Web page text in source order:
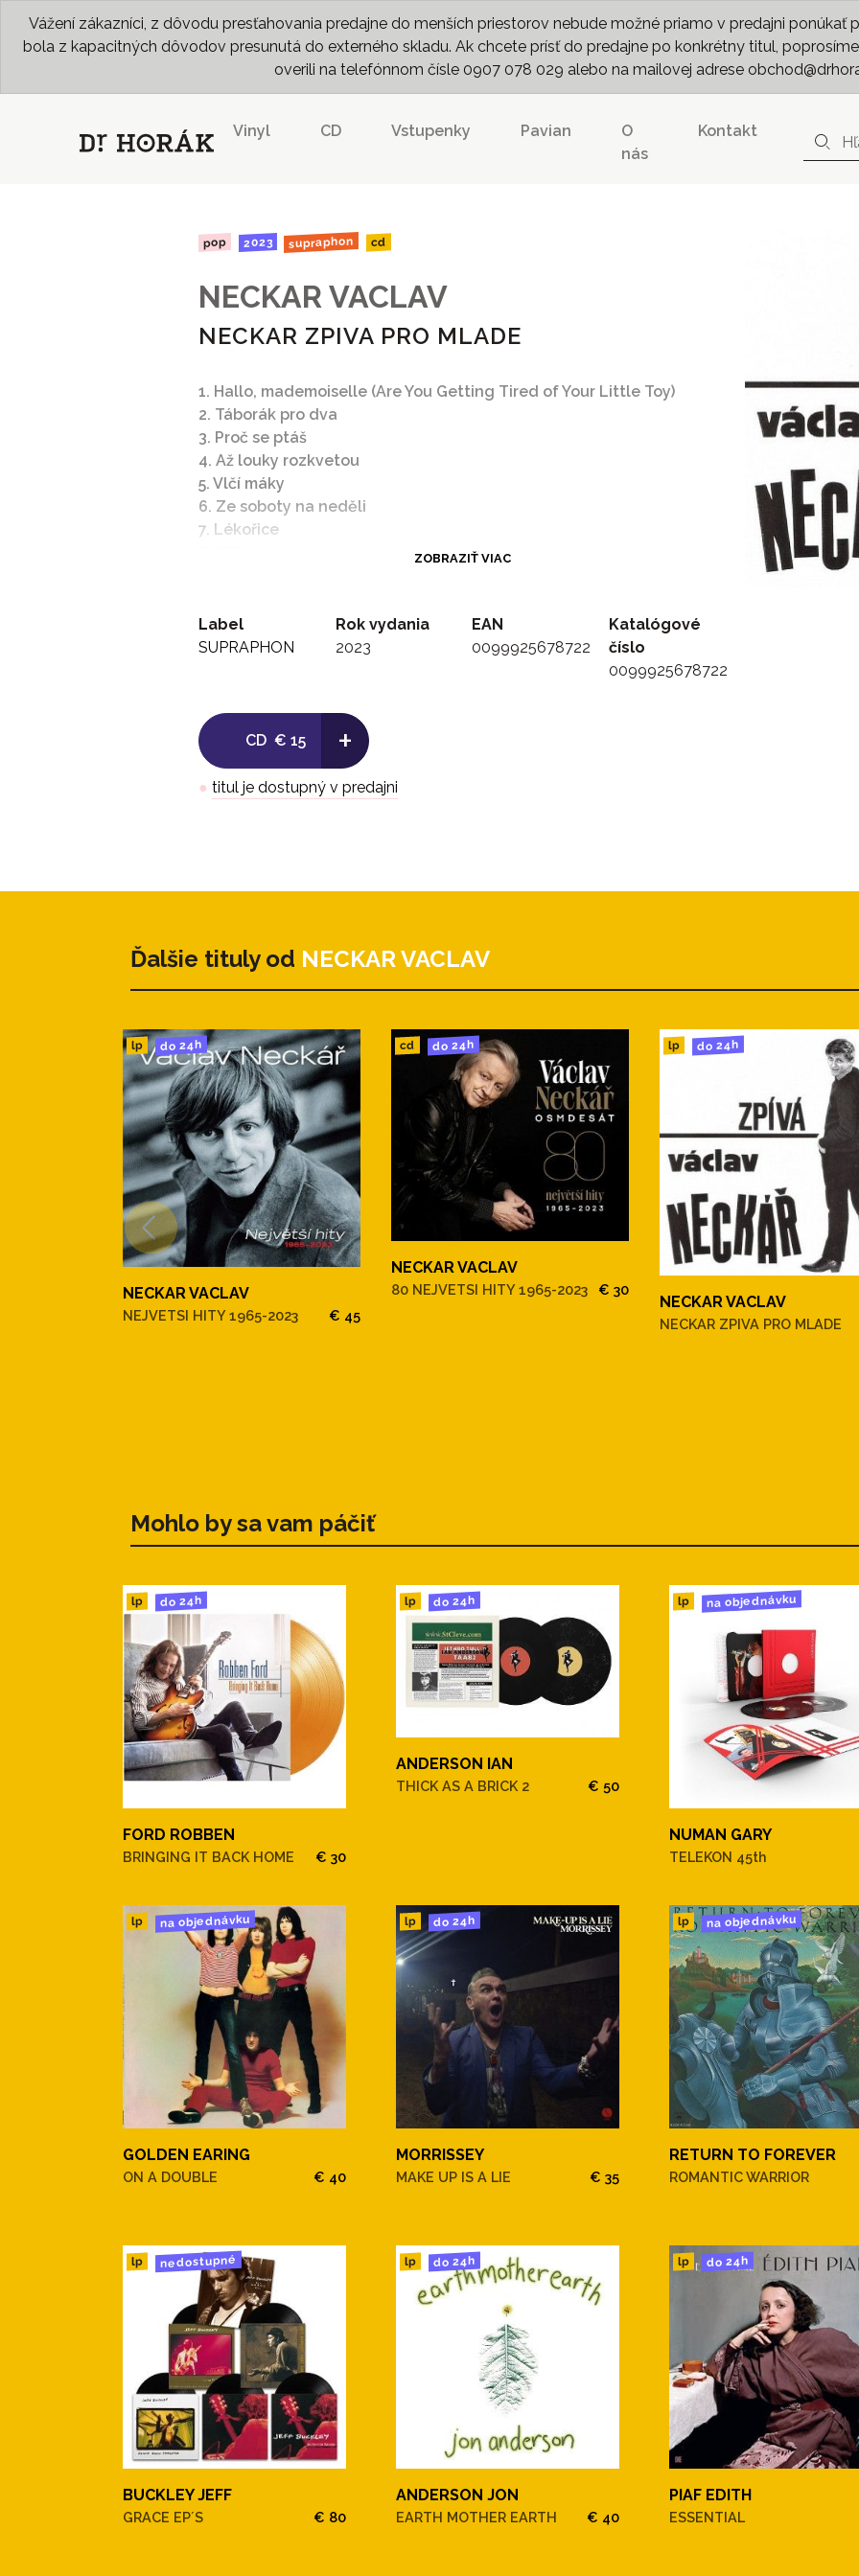
Vážení zákazníci, z dôvodu presťahovania predajne do menších priestorov nebude možné priamo v predajni
bola z kapacitných dôvodov presunutá do externého skladu. Ak chcete prísť do predajne po konkrétny titul,
overili na telefónnom čísle 0907 078 029 alebo na mailovej adrese
Vinyl CD Vstupenky Pavian
O
nás
Kontakt
pop 2023 supraphon cd
NECKAR VACLAV
NECKAR ZPIVA PRO MLADE
1. Hallo, mademoiselle (Are You Getting Tired of Your Little Toy)
2. Táborák pro dva
3. Proč se ptáš
4. Až louky rozkvetou
5. Vlčí máky
6. Ze soboty na neděli
7. Lékořice
11. Spím
12. Den žen
15. Bim bam (Let the Bells Keep Ringing)
16. Tahle basa
17. Tenhle bílej měsíc
18. Zvoňte o patro níž
19. Vypalte znamení
23. Když vítr zafouká
ZOBRAZIŤ VIAC
Label
SUPRAPHON
Rok vydania
2023
EAN
0099925678722
Katalógové
číslo
0099925678722
CD € 15 +
● titul je dostupný v predajni
Ďalšie tituly od NECKAR VACLAV
lp do 24h
NECKAR VACLAV
NEJVETSI HITY 1965-2023 € 45
cd do 24h
NECKAR VACLAV
80 NEJVETSI HITY 1965-2023 € 30
lp do 24h
NECKAR VACLAV
NECKAR ZPIVA PRO MLADE
Mohlo by sa vam páčiť
lp do 24h
FORD ROBBEN
BRINGING IT BACK HOME € 30
lp do 24h
ANDERSON IAN
THICK AS A BRICK 2 € 50
lp na objednávku
NUMAN GARY
TELEKON 45th
lp na objednávku
GOLDEN EARING
ON A DOUBLE € 40
lp do 24h
MORRISSEY
MAKE UP IS A LIE € 35
lp na objednávku
RETURN TO FOREVER
ROMANTIC WARRIOR
lp nedostupné
BUCKLEY JEFF
GRACE EP´S € 80
lp do 24h
ANDERSON JON
EARTH MOTHER EARTH € 40
lp do 24h
PIAF EDITH
ESSENTIAL